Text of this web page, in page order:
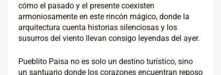
cómo el pasado y el presente coexisten
armoniosamente en este rincón mágico, donde la
arquitectura cuenta historias silenciosas y los
susurros del viento llevan consigo leyendas del ayer.
Pueblito Paisa no es solo un destino turístico, sino
un santuario donde los corazones encuentran reposo